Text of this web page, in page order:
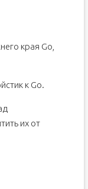
края Go,
к Go.
их от